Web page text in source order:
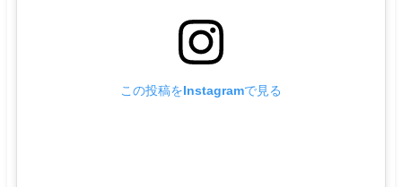
この投稿をInstagramで見る